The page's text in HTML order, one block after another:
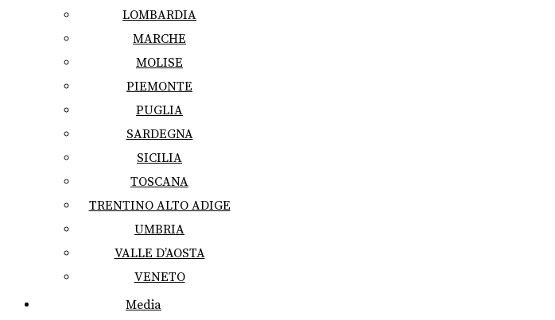
LOMBARDIA
MARCHE
MOLISE
PIEMONTE
PUGLIA
SARDEGNA
SICILIA
TOSCANA
TRENTINO ALTO ADIGE
UMBRIA
VALLE D’AOSTA
VENETO
Media